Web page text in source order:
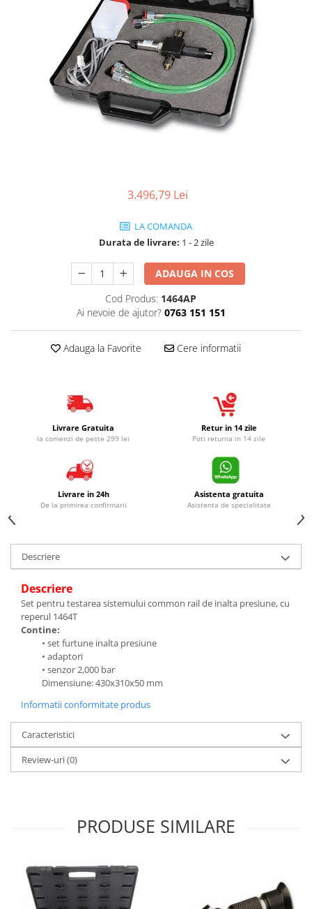
Condensatoare
Adaptoare Hi-Low
3.496,79 Lei
LA COMANDA
Durata de livrare: 1 - 2 zile
ADAUGA IN COS
Cod Produs: 1464AP
Ai nevoie de ajutor? 0763 151 151
Adauga la Favorite Cere informatii
Livrare Gratuita
la comenzi de peste 299 lei
Retur in 14 zile
Poti returna in 14 zile
Livrare in 24h
De la primirea confirmarii
Asistenta gratuita
Asistenta de specialitate
Descriere
Descriere
Set pentru testarea sistemului common rail de inalta presiune, cu
reperul 1464T
Contine:
• set furtune inalta presiune
• adaptori
• senzor 2,000 bar
Dimensiune: 430x310x50 mm
Informatii conformitate produs
Caracteristici
Review-uri(0)
PRODUSE SIMILARE